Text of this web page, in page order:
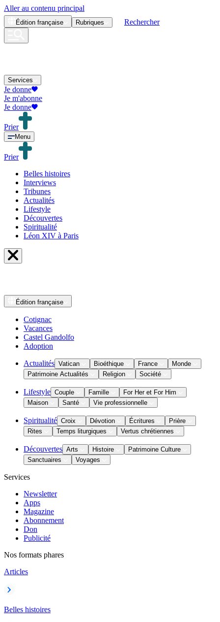
Aller au contenu principal
Édition française Rubriques Rechercher
Services
Je donne
Je m'abonne
Je donne
Prier
Menu
Prier
Belles histoires
Interviews
Tribunes
Actualités
Lifestyle
Découvertes
Spiritualité
Léon XIV à Paris
Édition française
Cotignac
Vacances
Castel Gandolfo
Adoption
Actualités Vatican Bioéthique France
Monde
Patrimoine Actualités
Religion Société
Lifestyle Couple Famille
For Her et For Him
Maison
Santé Vie professionnelle
Spiritualité Croix Dévotion Écritures
Prière
Rites
Temps liturgiques Vertus chrétiennes
Découvertes Arts Histoire
Patrimoine Culture
Sanctuaires
Voyages
Services
Newsletter
Apps
Magazine
Abonnement
Don
Publicité
Nos formats phares
Articles
Belles histoires